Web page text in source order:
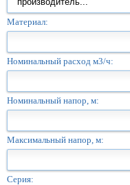
Материал:
Номинальный расход м3/ч:
Номинальный напор, м:
Максимальный напор, м:
Серия: